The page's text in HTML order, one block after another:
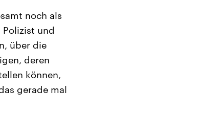
noch als
Polizist und
über die
deren
können,
gerade mal